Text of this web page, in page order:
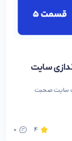
سایت صحبت
4
0